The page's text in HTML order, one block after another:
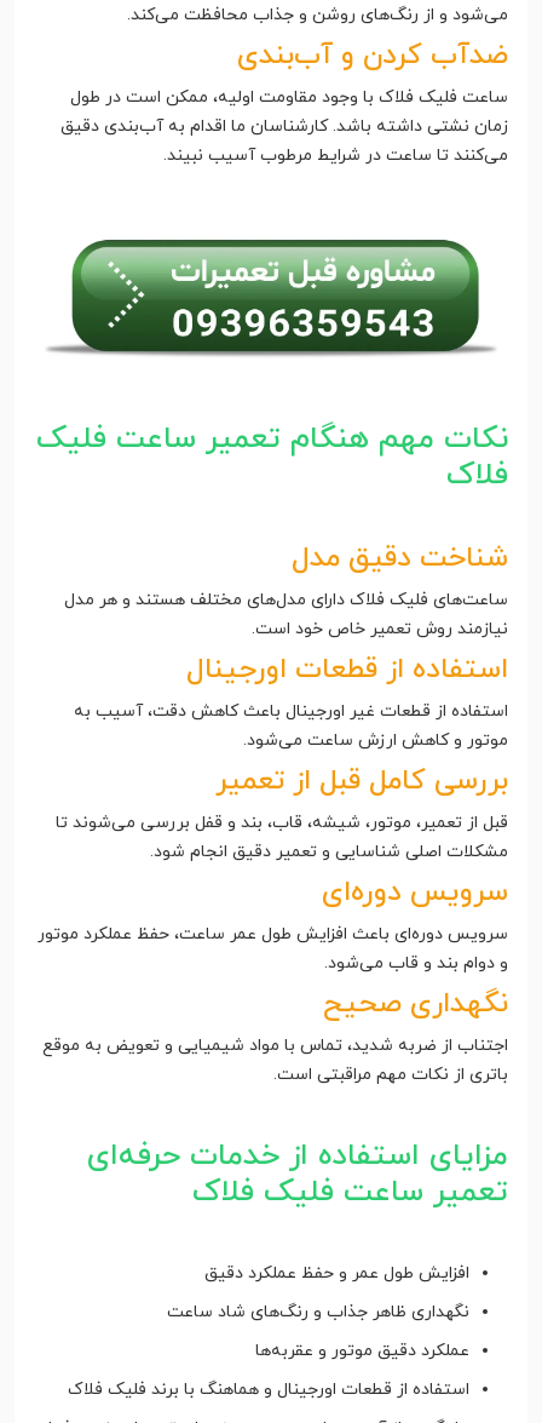
می‌شود و از رنگ‌های روشن و جذاب محافظت می‌کند.
ضدآب کردن و آب‌بندی
ساعت فلیک فلاک با وجود مقاومت اولیه، ممکن است در طول
زمان نشتی داشته باشد. کارشناسان ما اقدام به آب‌بندی دقیق
می‌کنند تا ساعت در شرایط مرطوب آسیب نبیند.
نکات مهم هنگام تعمیر ساعت فلیک
فلاک
شناخت دقیق مدل
ساعت‌های فلیک فلاک دارای مدل‌های مختلف هستند و هر مدل
نیازمند روش تعمیر خاص خود است.
استفاده از قطعات اورجینال
استفاده از قطعات غیر اورجینال باعث کاهش دقت، آسیب به
موتور و کاهش ارزش ساعت می‌شود.
بررسی کامل قبل از تعمیر
قبل از تعمیر، موتور، شیشه، قاب، بند و قفل بررسی می‌شوند تا
مشکلات اصلی شناسایی و تعمیر دقیق انجام شود.
سرویس دوره‌ای
سرویس دوره‌ای باعث افزایش طول عمر ساعت، حفظ عملکرد موتور
و دوام بند و قاب می‌شود.
نگهداری صحیح
اجتناب از ضربه شدید، تماس با مواد شیمیایی و تعویض به موقع
باتری از نکات مهم مراقبتی است.
مزایای استفاده از خدمات حرفه‌ای
تعمیر ساعت فلیک فلاک
افزایش طول عمر و حفظ عملکرد دقیق
نگهداری ظاهر جذاب و رنگ‌های شاد ساعت
عملکرد دقیق موتور و عقربه‌ها
استفاده از قطعات اورجینال و هماهنگ با برند فلیک فلاک